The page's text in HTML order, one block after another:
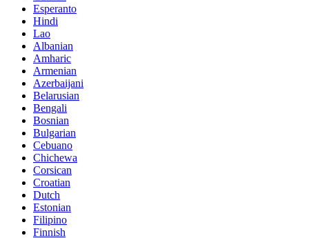
Esperanto
Hindi
Lao
Albanian
Amharic
Armenian
Azerbaijani
Belarusian
Bengali
Bosnian
Bulgarian
Cebuano
Chichewa
Corsican
Croatian
Dutch
Estonian
Filipino
Finnish